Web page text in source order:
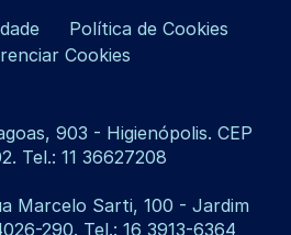
Política de Cookies
Cookies
903 - Higienópolis. CEP
Tel.: 11 36627208
Marcelo Sarti, 100 - Jardim
290. Tel.: 16 3913-6364